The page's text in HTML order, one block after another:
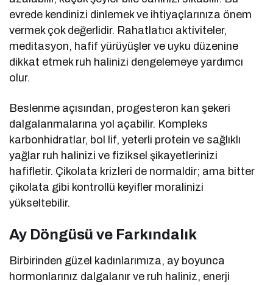
evrede kendinizi dinlemek ve ihtiyaçlarınıza önem
vermek çok değerlidir. Rahatlatıcı aktiviteler,
meditasyon, hafif yürüyüşler ve uyku düzenine
dikkat etmek ruh halinizi dengelemeye yardımcı
olur.
Beslenme açısından, progesteron kan şekeri
dalgalanmalarına yol açabilir. Kompleks
karbonhidratlar, bol lif, yeterli protein ve sağlıklı
yağlar ruh halinizi ve fiziksel şikayetlerinizi
hafifletir. Çikolata krizleri de normaldir; ama bitter
çikolata gibi kontrollü keyifler moralinizi
yükseltebilir.
Ay Döngüsü ve Farkındalık
Birbirinden güzel kadınlarımıza, ay boyunca
hormonlarınız dalgalanır ve ruh haliniz, enerji